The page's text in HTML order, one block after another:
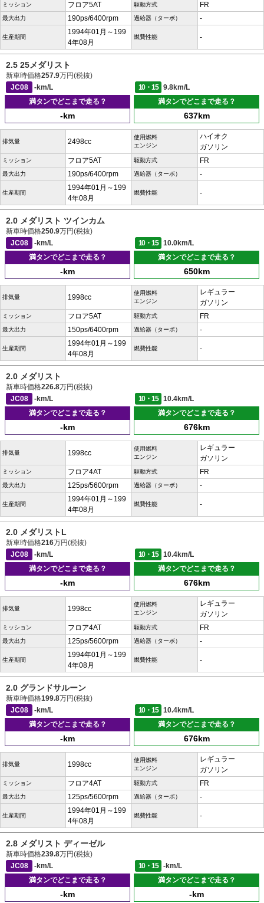
ミッション フロア5AT 駆動方式 FR
最大出力 190ps/6400rpm 過給器（ターボ） -
生産期間
1994年01月～199
4年08月
燃費性能 -
2.5 25メダリスト
新車時価格257.9万円(税抜)
JC08
-km/L 10・15
9.8km/L
満タンでどこまで走る？
-km
満タンでどこまで走る？
637km
排気量 2498cc
使用燃料
エンジン
ハイオク
ガソリン
ミッション フロア5AT 駆動方式 FR
最大出力 190ps/6400rpm 過給器（ターボ） -
生産期間
1994年01月～199
4年08月
燃費性能 -
2.0 メダリスト ツインカム
新車時価格250.9万円(税抜)
JC08
-km/L 10・15
10.0km/L
満タンでどこまで走る？
-km
満タンでどこまで走る？
650km
排気量 1998cc
使用燃料
エンジン
レギュラー
ガソリン
ミッション フロア5AT 駆動方式 FR
最大出力 150ps/6400rpm 過給器（ターボ） -
生産期間
1994年01月～199
4年08月
燃費性能 -
2.0 メダリスト
新車時価格226.8万円(税抜)
JC08
-km/L 10・15
10.4km/L
満タンでどこまで走る？
-km
満タンでどこまで走る？
676km
排気量 1998cc
使用燃料
エンジン
レギュラー
ガソリン
ミッション フロア4AT 駆動方式 FR
最大出力 125ps/5600rpm 過給器（ターボ） -
生産期間
1994年01月～199
4年08月
燃費性能 -
2.0 メダリストL
新車時価格216万円(税抜)
JC08
-km/L 10・15
10.4km/L
満タンでどこまで走る？
-km
満タンでどこまで走る？
676km
排気量 1998cc
使用燃料
エンジン
レギュラー
ガソリン
ミッション フロア4AT 駆動方式 FR
最大出力 125ps/5600rpm 過給器（ターボ） -
生産期間
1994年01月～199
4年08月
燃費性能 -
2.0 グランドサルーン
新車時価格199.8万円(税抜)
JC08
-km/L 10・15
10.4km/L
満タンでどこまで走る？
-km
満タンでどこまで走る？
676km
排気量 1998cc
使用燃料
エンジン
レギュラー
ガソリン
ミッション フロア4AT 駆動方式 FR
最大出力 125ps/5600rpm 過給器（ターボ） -
生産期間
1994年01月～199
4年08月
燃費性能 -
2.8 メダリスト ディーゼル
新車時価格239.8万円(税抜)
JC08
-km/L 10・15
-km/L
満タンでどこまで走る？
-km
満タンでどこまで走る？
-km